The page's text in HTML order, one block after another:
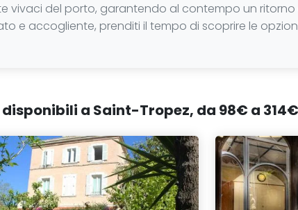
vivaci del porto, garantendo al contempo un
e accogliente, prenditi il tempo di scoprire le
disponibili a Saint-Tropez, da 98€ a